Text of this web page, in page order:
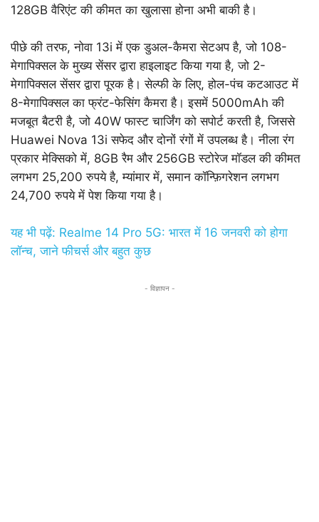
128GB वैरिएंट की कीमत का खुलासा होना अभी बाकी है।
पीछे की तरफ, नोवा 13i में एक डुअल-कैमरा सेटअप है, जो 108-
मेगापिक्सल के मुख्य सेंसर द्वारा हाइलाइट किया गया है, जो 2-
मेगापिक्सल सेंसर द्वारा पूरक है। सेल्फी के लिए, होल-पंच कटआउट में
8-मेगापिक्सल का फ्रंट-फेसिंग कैमरा है। इसमें 5000mAh की
मजबूत बैटरी है, जो 40W फास्ट चार्जिंग को सपोर्ट करती है, जिससे
Huawei Nova 13i सफेद और दोनों रंगों में उपलब्ध है। नीला रंग
प्रकार मेक्सिको में, 8GB रैम और 256GB स्टोरेज मॉडल की कीमत
लगभग 25,200 रुपये है, म्यांमार में, समान कॉन्फ़िगरेशन लगभग
24,700 रुपये में पेश किया गया है।
यह भी पढ़ें: Realme 14 Pro 5G: भारत में 16 जनवरी को होगा
लॉन्च, जाने फीचर्स और बहुत कुछ
- विज्ञापन -